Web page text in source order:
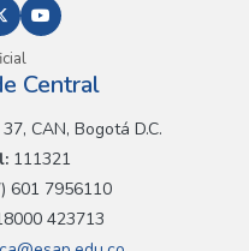
Central
CAN, Bogotá D.C.
111321
601 7956110
423713